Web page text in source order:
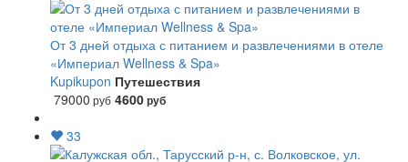
От 3 дней отдыха с питанием и развлечениями в отеле
«Империал Wellness & Spa»
Kupikupon Путешествия
79000 руб 4600руб
33